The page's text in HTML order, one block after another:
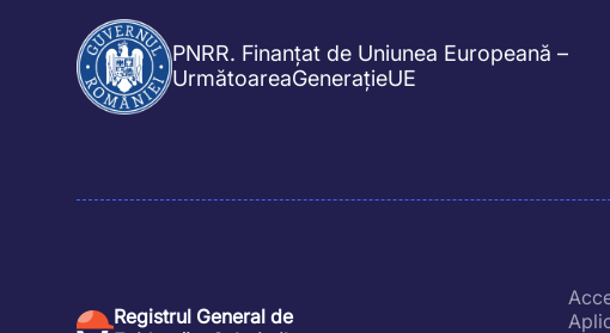
PNRR. Finanțat de Uniunea Europeană –
UrmătoareaGenerațieUE
Registrul General de